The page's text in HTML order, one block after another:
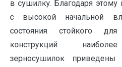
в сушилку. Благодаря
с высокой начальной
состояния стойкого
конструкций
зерносушилок приведены